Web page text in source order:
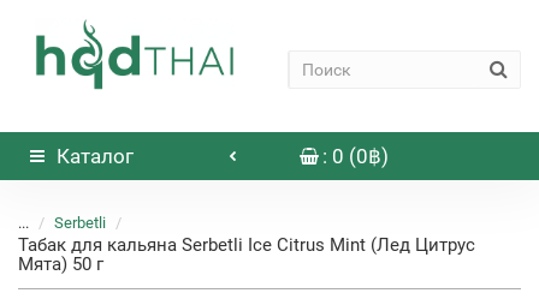
Каталог : 0 (0฿)
... Serbetli
Табак для кальяна Serbetli Ice Citrus Mint (Лед Цитрус
Мята) 50 г